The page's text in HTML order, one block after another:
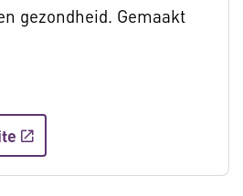
gezondheid. Gemaakt